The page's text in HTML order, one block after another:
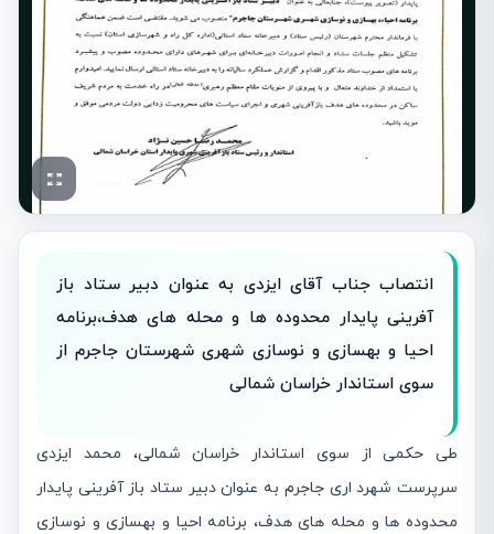
انتصاب جناب آقای ایزدی به عنوان دبیر ستاد باز
آفرینی پایدار محدوده ها و محله های هدف،برنامه
احیا و بهسازی و نوسازی شهری شهرستان جاجرم از
سوی استاندار خراسان شمالی
طی حکمی از سوی استاندار خراسان شمالی، محمد ایزدی
سرپرست شهرد اری جاجرم به عنوان دبیر ستاد باز آفرینی پایدار
محدوده ها و محله های هدف، برنامه احیا و بهسازی و نوسازی